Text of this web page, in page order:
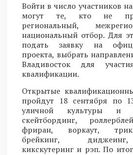
Войти в число участников
могут те, кто не
региональный,
национальный отбор. Для
подать заявку на
проекта, выбрать
Владивосток для
квалификации.
Открытые
пройдут 18 сентября по
уличной культуры и
скейтбординг,
фриран, воркаут,
брейкинг,
кикскутеринг и рэп. По